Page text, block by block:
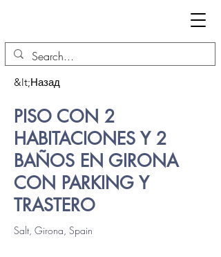
&lt;Назад
PISO CON 2
HABITACIONES Y 2
BAÑOS EN GIRONA
CON PARKING Y
TRASTERO
Salt, Girona, Spain